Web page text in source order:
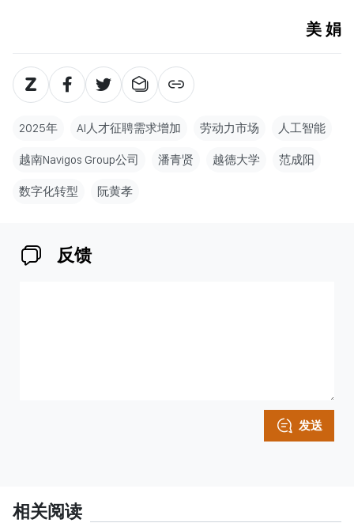
美 娟
2025年 AI人才征聘需求增加 劳动力市场 人工智能
越南Navigos Group公司 潘青贤 越德大学 范成阳
数字化转型 阮黄孝
反馈
发送
相关阅读